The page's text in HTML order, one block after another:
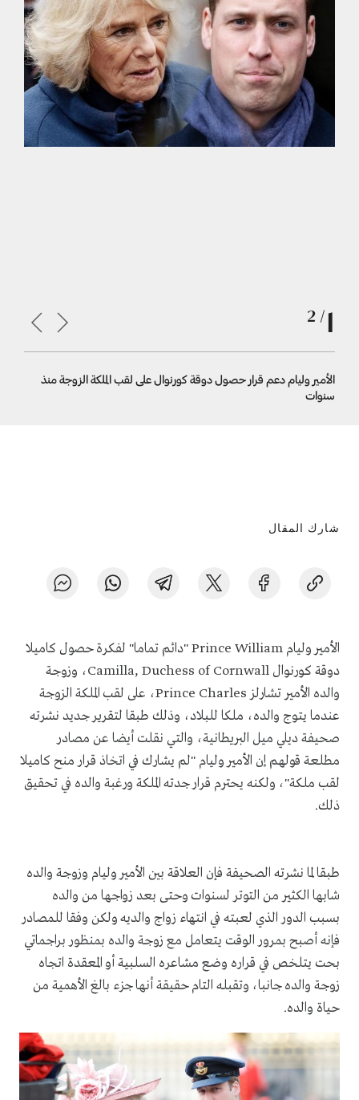
الأمير وليام دعم قرار حصول دوقة كورنوال على لقب الملكة الزوجة منذ
سنوات
الأمير
شارك المقال
الأمير وليامPrince William"دائم تماما" لفكرة حصول كاميلا
دوقة كورنوالCamilla, Duchess of Cornwall، وزوجة
والده الأمير تشارلزPrince Charles، على لقب الملكة الزوجة
عندما يتوج والده، ملكا للبلاد، وذلك طبقا لتقرير جديد نشرته
صحيفة ديلي ميل البريطانية، والتي نقلت أيضا عن مصادر
مطلعة قولهم إن الأمير وليام "لم يشارك في اتخاذ قرار منح كاميلا
لقب ملكة"، ولكنه يحترم قرار جدته الملكة ورغبة والده في تحقيق
ذلك.
طبقا لما نشرته الصحيفة فإن العلاقة بين الأمير وليام وزوجة والده
شابها الكثير من التوتر لسنوات وحتى بعد زواجها من والده
بسبب الدور الذي لعبته في انتهاء زواج والديه ولكن وفقا للمصادر
فإنه أصبح بمرور الوقت يتعامل مع زوجة والده بمنظور براجماتي
بحت يتلخص في قراره وضع مشاعره السلبية أو المعقدة اتجاه
زوجة والده جانبا، وتقبله التام حقيقة أنها جزء بالغ الأهمية من
حياة والده.